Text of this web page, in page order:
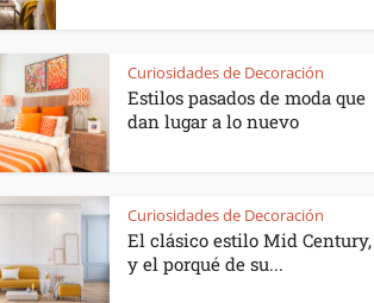
Curiosidades de Decoración
Estilos pasados de moda que
dan lugar a lo nuevo
Curiosidades de Decoración
El clásico estilo Mid Century,
y el porqué de su...